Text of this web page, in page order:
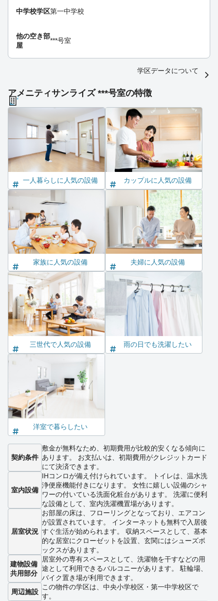
中学校学区第一中学校
他の空き部
屋
***号室
学区データについて
アメニティサンライズ ***号室の特徴
一人暮らしに人気の設備 カップルに人気の設備
家族に人気の設備 夫婦に人気の設備
三世代で人気の設備 雨の日でも洗濯したい
洋室で暮らしたい
契約条件
敷金が無料なため、初期費用が比較的安くなる傾向に
あります。 お支払いは、初期費用がクレジットカード
にて決済できます。
室内設備
IHコンロが備え付けられています。 トイレは、温水洗
浄便座機能付きになります。 女性に嬉しい設備のシャ
ワーの付いている洗面化粧台があります。 洗濯に便利
な設備として、室内洗濯機置場があります。
居室状況
お部屋の床は、フローリングとなっており、エアコン
が設置されています。 インターネットも無料で入居後
すぐ生活が始められます。 収納スペースとして、基本
的な居室にクローゼットを設置、玄関にはシューズボ
ックスがあります。
建物設備
共用部分
居室外の専有スペースとして、洗濯物を干すなどの用
途として利用できるバルコニーがあります。 駐輪場、
バイク置き場が利用できます。
周辺施設
この物件の学区は、中央小学校区・第一中学校区で
す。